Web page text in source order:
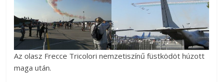
Az olasz Frecce Tricolori nemzetiszínű füstködöt húzott
maga után.